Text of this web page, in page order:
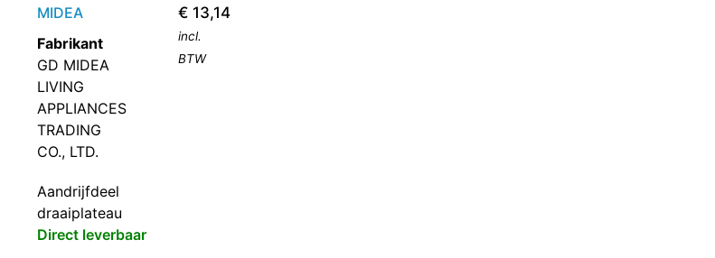
MIDEA
Fabrikant
GD MIDEA
LIVING
APPLIANCES
TRADING
CO., LTD.
Aandrijfdeel
draaiplateau
Direct leverbaar
€ 13,14
incl.
BTW